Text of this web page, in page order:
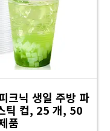
크닉 생일 주방 파
틱 컵, 25 개, 50
품